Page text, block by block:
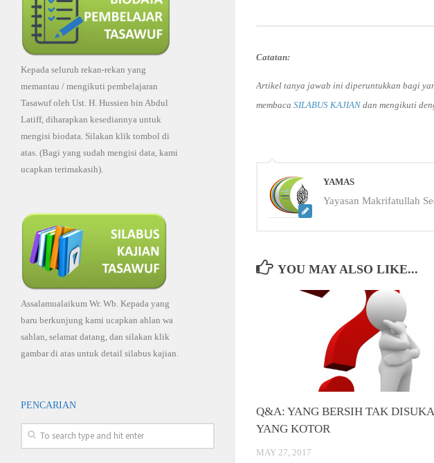
Catatan:
Artikel tanya jawab ini diperuntukkan bagi
membaca SILABUS KAJIAN dan mengikuti
YAMAS
Yayasan Makrifatullah
YOU MAY ALSO LIKE...
Q&A: YANG BERSIH TAK
YANG KOTOR
MAY 27, 2017
Kepada seluruh rekan-rekan yang
memantau / mengikuti pembelajaran
Tasawuf oleh Ust. H. Hussien bin Abdul
Latiff, diharapkan kesediannya untuk
mengisi biodata. Silakan klik tombol di
atas. (Bagi yang sudah mengisi data, kami
ucapkan terimakasih).
Assalamualaikum Wr. Wb. Kepada yang
baru berkunjung kami ucapkan ahlan wa
sahlan, selamat datang, dan silakan klik
gambar di atas untuk detail silabus kajian.
PENCARIAN